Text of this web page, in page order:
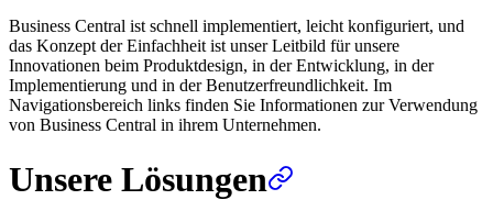
Business Central ist schnell implementiert, leicht konfiguriert, und
das Konzept der Einfachheit ist unser Leitbild für unsere
Innovationen beim Produktdesign, in der Entwicklung, in der
Implementierung und in der Benutzerfreundlichkeit. Im
Navigationsbereich links finden Sie Informationen zur Verwendung
von Business Central in ihrem Unternehmen.
Unsere Lösungen